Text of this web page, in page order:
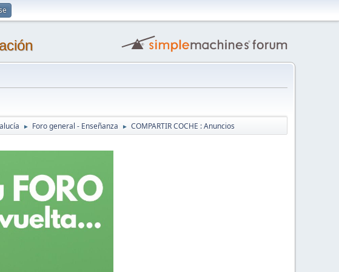
► Foro general - Enseñanza ► COMPARTIR COCHE : Anuncios